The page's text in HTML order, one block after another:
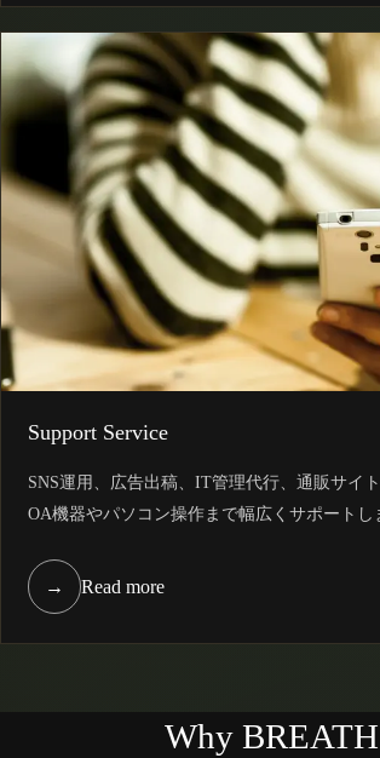
Support Service
SNS運用、広告出稿、IT管理代行、通販サイ
OA機器やパソコン操作まで幅広くサポートし
→ Read more
Why BREATH